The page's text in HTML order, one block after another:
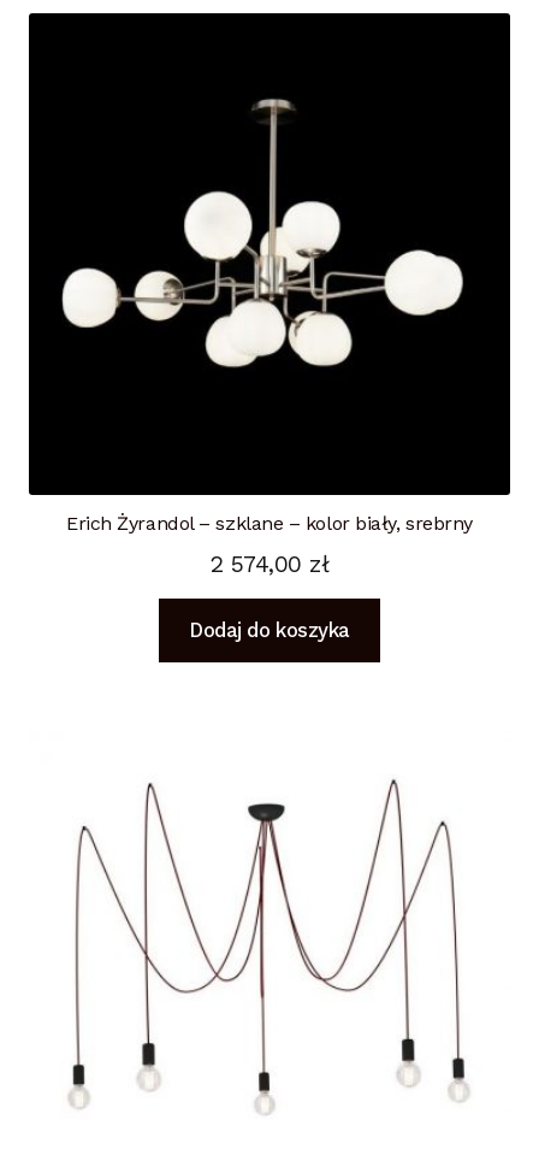
Erich Żyrandol – szklane – kolor biały, srebrny
2 574,00 zł
Dodaj do koszyka